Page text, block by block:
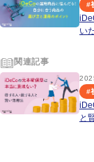
#
い
関連記事
#
と